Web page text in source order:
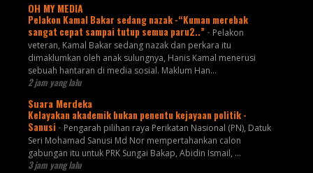
OH MY MEDIA
Pelakon Kamal Bakar sedang nazak -“Kuman merebak
sangat cepat sampai tutup semua paru2..” - Pelakon
veteran, Kamal Bakar sedang nazak dan perkara itu
dimaklumkan oleh anak sulungnya, Hanis Kamal menerusi
sebuah hantaran di media sosial. Maklum Han...
2 jam yang lalu
Suara Merdeka
Kelayakan akademik bukan penentu kejayaan politik -
Sanusi - Pengarah pilihan raya Perikatan Nasional (PN), Datuk
Seri Mohamad Sanusi Md Nor mempertahankan calon
gabungan itu untuk PRK Sungai Bakap, Abidin Ismail, ...
3 jam yang lalu